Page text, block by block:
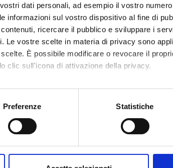
dati personali, ad esempio il vostro
informazioni sul vostro dispositivo al fine di
ricercare il pubblico e sviluppare i
Le vostre scelte in materia di privacy sono
È possibile modificare o revocare il
clic sull'icona di attivazione della privacy.
posizione geografica, con un'approssimazione
momento dalla Dichiarazione sui cookie.
Preferenze Statistiche
Services and Faq
Prospective students
Students